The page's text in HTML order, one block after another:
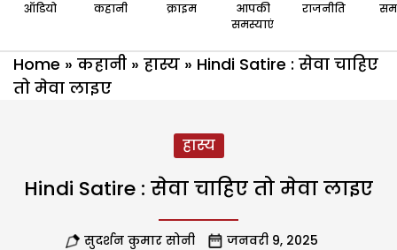
ऑडियो कहानी क्राइम
आपकी
समस्याएं
राजनीति
Home » कहानी » हास्य » Hindi Satire : सेवा चाहिए
तो मेवा लाइए
हास्य
Hindi Satire : सेवा चाहिए तो मेवा लाइए
सुदर्शन कुमार सोनी जनवरी 9, 2025